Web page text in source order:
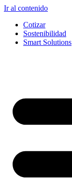
Ir al contenido
Cotizar
Sostenibilidad
Smart Solutions